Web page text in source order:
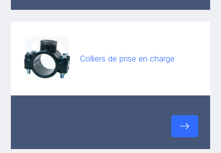
Colliers de prise en charge